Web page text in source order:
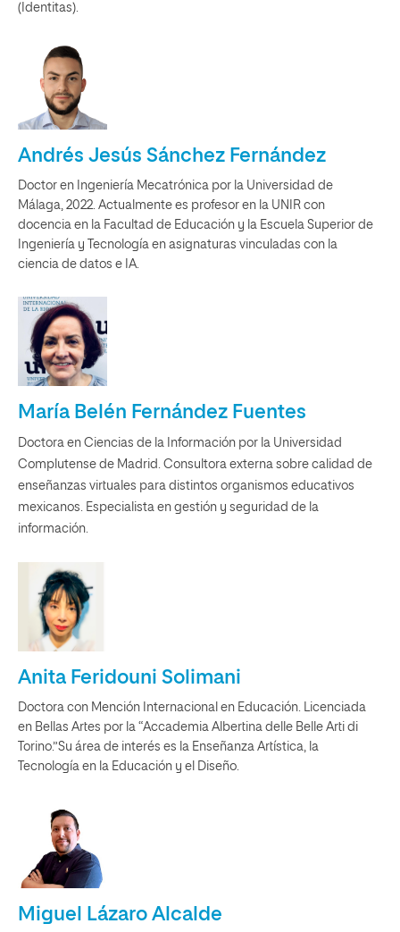
(Identitas).
Andrés Jesús Sánchez Fernández
Doctor en Ingeniería Mecatrónica por la Universidad de
Málaga, 2022. Actualmente es profesor en la UNIR con
docencia en la Facultad de Educación y la Escuela Superior de
Ingeniería y Tecnología en asignaturas vinculadas con la
ciencia de datos e IA.
María Belén Fernández Fuentes
Doctora en Ciencias de la Información por la Universidad
Complutense de Madrid. Consultora externa sobre calidad de
enseñanzas virtuales para distintos organismos educativos
mexicanos. Especialista en gestión y seguridad de la
información.
Anita Feridouni Solimani
Doctora con Mención Internacional en Educación. Licenciada
en Bellas Artes por la “Accademia Albertina delle Belle Arti di
Torino.”Su área de interés es la Enseñanza Artística, la
Tecnología en la Educación y el Diseño.
Miguel Lázaro Alcalde